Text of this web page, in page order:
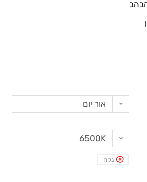
אור יום
6500K
נקה